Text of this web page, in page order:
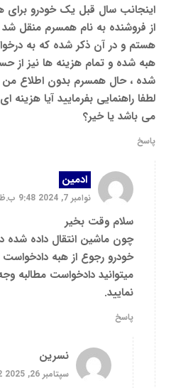
اینجانب سال قبل یک خودرو
از فروشنده به نام همسرم منقل شد
هستم و در آن ذکر شده که به
هبه شده و تمام هزینه ها نیز از
شده ، حال همسرم بدون اطلاع من
لطفا راهنمایی بفرمایید آیا هزینه
می باشد یا خیر؟
پاسخ
ادمین
نوامبر 7, 2024 9:48 ب.ظ
سلام وقت بخیر
چون ماشین انتقال داده شده
خودرو رجوع از هبه دادخواست
میتوانید دادخواست
نمایید.
پاسخ
نسرین
سپتامبر 26, 2025 10:12 ب.ظ